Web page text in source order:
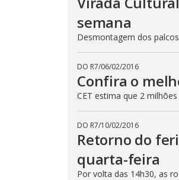
semana
Desmontagem dos
DO R7/06/02/2016
Confira o
CET estima que 2
DO R7/10/02/2016
Retorno do
quarta-feira
Por volta das 14h30, as